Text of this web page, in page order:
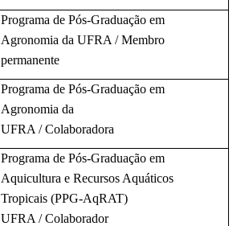
Programa de Pós-Graduação em
Agronomia da UFRA / Membro
permanente
Programa de Pós-Graduação em
Agronomia da
UFRA / Colaboradora
Programa de Pós-Graduação em
Aquicultura e Recursos Aquáticos
Tropicais (PPG-AqRAT)
UFRA / Colaborador